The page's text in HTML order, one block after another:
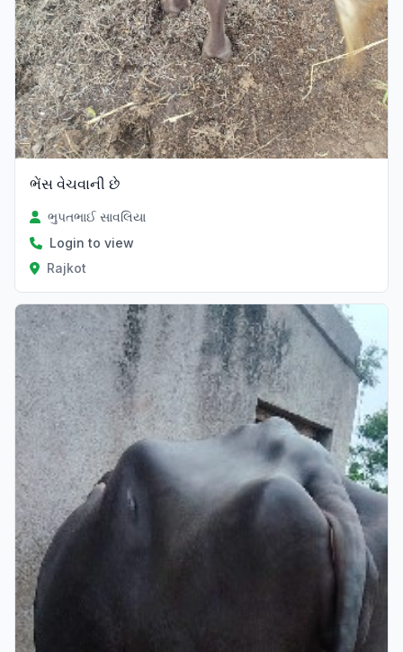
ભેંસ વેચવાની છે
ભુપતભાઈ સાવલિયા
Login to view
Rajkot